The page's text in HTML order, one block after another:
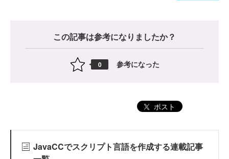
この記事は参考になりましたか？
0 参考になった
ポスト
JavaCCでスクリプト言語を作成する連載記事